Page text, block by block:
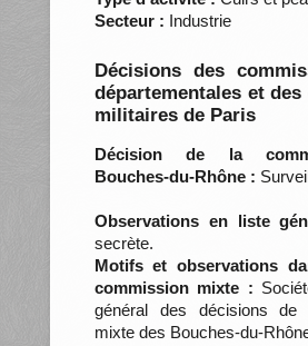
Secteur : Industrie
Décisions des
départementales et
militaires de Paris
Décision de la
Bouches-du-Rhône :
Observations en liste
secrète.
Motifs et observations
commission mixte :
général des décisions de
mixte des Bouches-du-